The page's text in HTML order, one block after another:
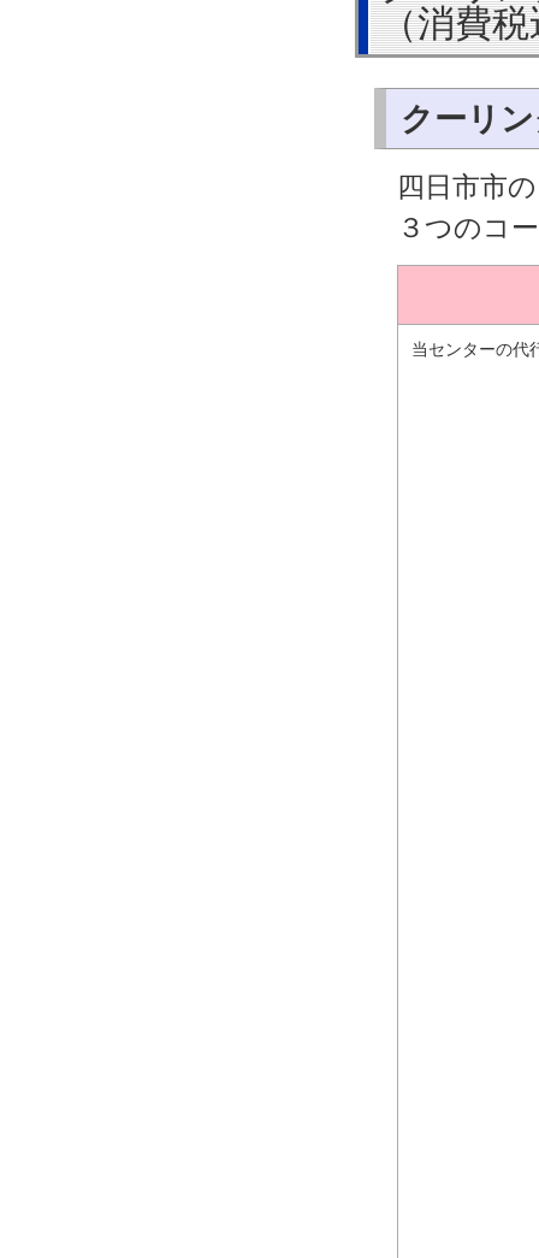
（消費税
クーリ
四日市市
３つのコ
当センターの代